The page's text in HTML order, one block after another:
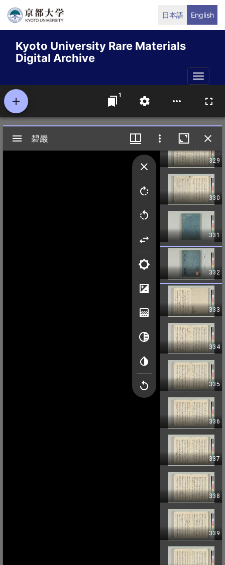
Skip
content
日本語 English
Kyoto University Rare Materials
Digital Archive
Toggle